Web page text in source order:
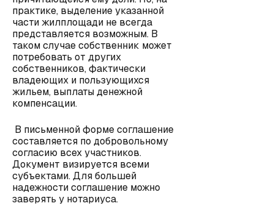
практике, выделение указанной
части жилплощади не всегда
представляется возможным. В
таком случае собственник может
потребовать от других
собственников, фактически
владеющих и пользующихся
жильем, выплаты денежной
компенсации.
В письменной форме соглашение
составляется по добровольному
согласию всех участников.
Документ визируется всеми
субъектами. Для большей
надежности соглашение можно
заверять у нотариуса.